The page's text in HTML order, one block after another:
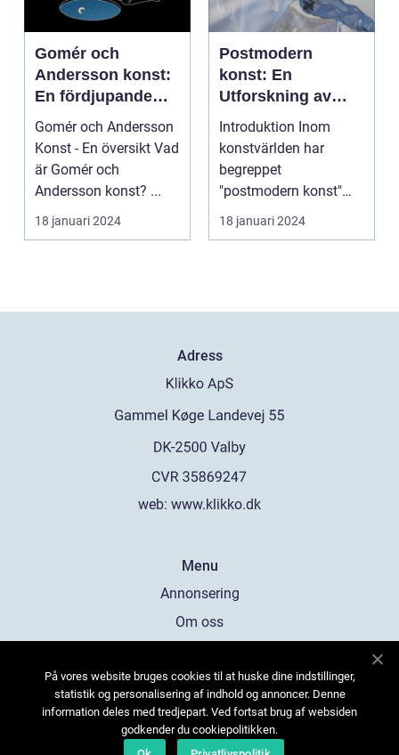
Gomér och
Andersson konst:
En fördjupande
översikt
Gomér och Andersson
Konst - En översikt Vad
är Gomér och
Andersson konst? ...
18 januari 2024
Postmodern
konst: En
Utforskning av
Dess Mångfald
och Komplexitet
Introduktion Inom
konstvärlden har
begreppet
"postmodern konst"
fått stor
uppmärksamhet under
18 januari 2024
Adress
web: www.klikko.dk
Menu
Annonsering
Om oss
Kontakta oss
Sitemap
På vores website bruges cookies til at huske dine indstillinger,
statistik og personalisering af indhold og annoncer. Denne
information deles med tredjepart. Ved fortsat brug af websiden
godkender du cookiepolitikken.